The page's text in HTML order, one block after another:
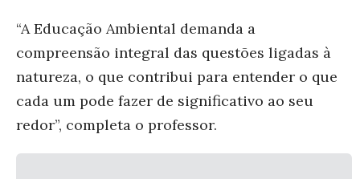
“A Educação Ambiental demanda a
compreensão integral das questões ligadas à
natureza, o que contribui para entender o que
cada um pode fazer de significativo ao seu
redor”, completa o professor.